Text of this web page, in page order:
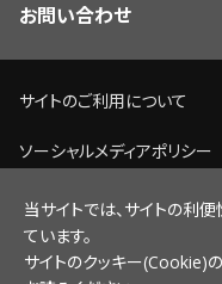
お問い合わせ
サイトのご利用について
ソーシャルメディアポリシー
個人情報保護方針
脆弱性情報開示ポリシー
当サイトでは、サイトの利
ています。
サイトのクッキー(Cookie)